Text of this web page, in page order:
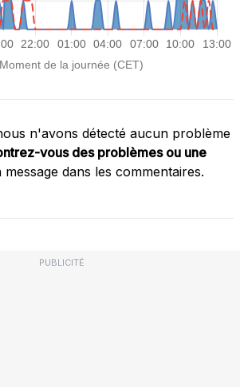
n'avons détecté aucun problème
vous des problèmes ou une
message dans les commentaires.
PUBLICITÉ